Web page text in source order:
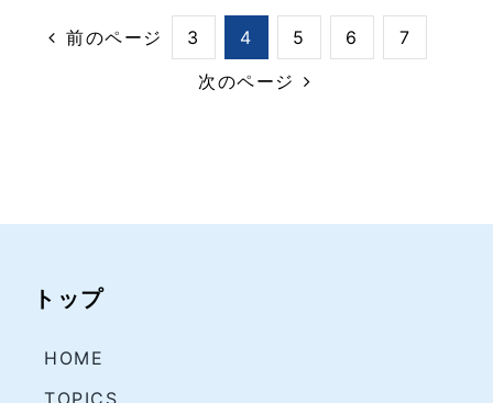
前のページ 3 4 5 6
7
次のページ
トップ
HOME
TOPICS